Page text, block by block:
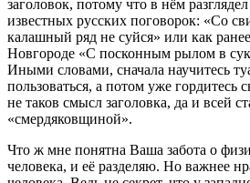
заголовок, потому что в нём
известных русских поговорок: «Со
калашный ряд не суйся» или как
Новгороде «С посконным рылом в
Иными словами, сначала научитесь
пользоваться, а потом уже гордитесь
не таков смысл заголовка, да и всей
«смердяковщиной».
Что ж мне понятна Ваша забота о
человека, и её разделяю. Но важнее